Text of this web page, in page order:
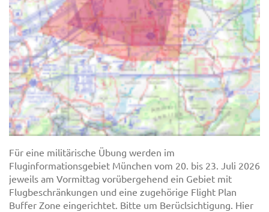
Für eine militärische Übung werden im
Fluginformationsgebiet München vom 20. bis 23. Juli 2026
jeweils am Vormittag vorübergehend ein Gebiet mit
Flugbeschränkungen und eine zugehörige Flight Plan
Buffer Zone eingerichtet. Bitte um Berüclsichtigung. Hier